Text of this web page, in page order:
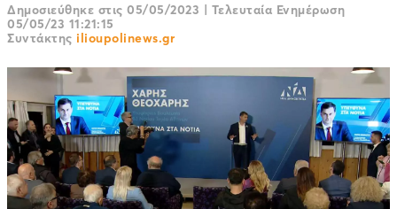
Δημοσιεύθηκε στις 05/05/2023 | Τελευταία Ενημέρωση
05/05/23 11:21:15
Συντάκτης ilioupolinews.gr